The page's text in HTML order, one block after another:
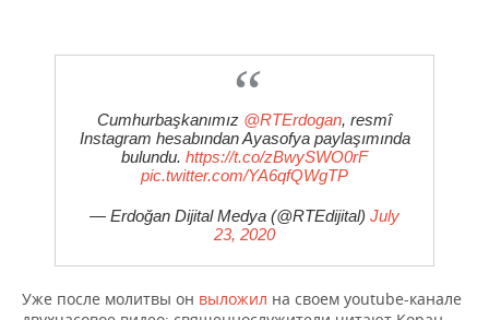
ОТКРЫТАЯ ЛЕКЦИЯ
БАСКЕТБОЛ
КИБЕРСПОРТ
ФИГУРНОЕ КАТАНИЕ
ИНФРАСТРУКТУРА
КУЛЬТУРА
МЕДИЦИНА
СПРАВОЧНИК
СПИСОК ПЕРСОН
СПИСОК КОМПАНИЙ
ПОЛНАЯ ВЕРСИЯ
Cumhurbaşkanımız @RTErdogan, resmî
Instagram hesabından Ayasofya paylaşımında
bulundu. https://t.co/zBwySWO0rF
pic.twitter.com/YA6qfQWgTP
— Erdoğan Dijital Medya (@RTEdijital) July
23, 2020
Уже после молитвы он выложил на своем youtube-канале